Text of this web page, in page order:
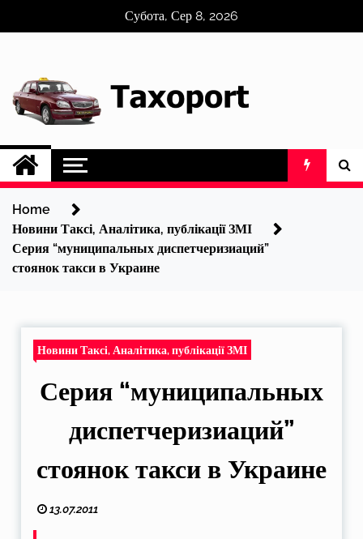
Субота, Сер 8, 2026
Home
Новини Таксі, Аналітика, публікації ЗМІ
Серия “муниципальных диспетчеризиаций”
стоянок такси в Украине
Новини Таксі, Аналітика, публікації ЗМІ
Серия “муниципальных
диспетчеризиаций”
стоянок такси в Украине
13.07.2011